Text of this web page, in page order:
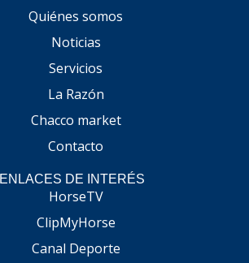
Quiénes somos
Noticias
Servicios
La Razón
Chacco market
Contacto
ENLACES DE INTERÉS
HorseTV
ClipMyHorse
Canal Deporte